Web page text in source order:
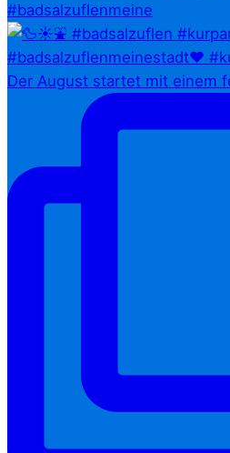
#badsalzuflenmeine
Der August startet mit einem